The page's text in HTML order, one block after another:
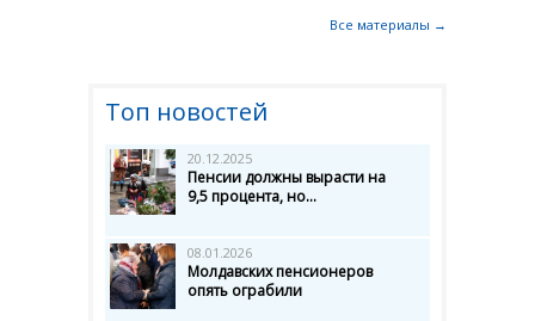
Все материалы →
Топ новостей
20.12.2025
Пенсии должны вырасти на
9,5 процента, но...
08.01.2026
Молдавских пенсионеров
опять ограбили